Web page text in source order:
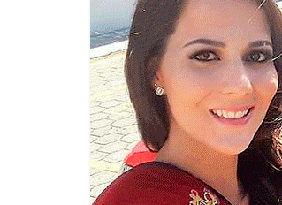
Movilidad Varios
GM reafirma su
compromiso con movilidad
más segura y conectada